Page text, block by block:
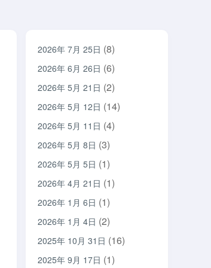
2026年 7月 25日 (8)
2026年 6月 26日 (6)
2026年 5月 21日 (2)
2026年 5月 12日 (14)
2026年 5月 11日 (4)
2026年 5月 8日 (3)
2026年 5月 5日 (1)
2026年 4月 21日 (1)
2026年 1月 6日 (1)
2026年 1月 4日 (2)
2025年 10月 31日 (16)
2025年 9月 17日 (1)